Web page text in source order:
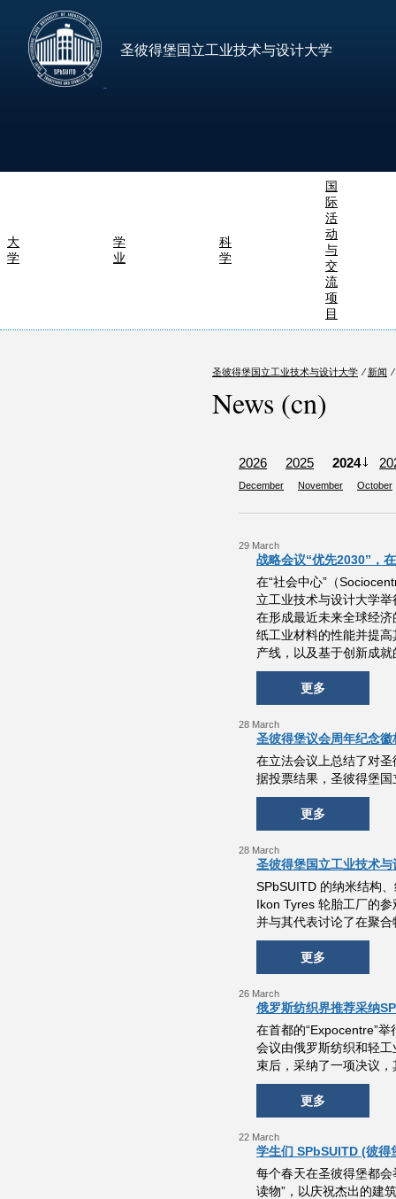
圣彼得堡国立工业技术与设计大学
大
学
学
业
科
学
国
际
活
动
与
交
流
项
目
圣彼得堡国立工业技术与设计大学 ⁄ 新闻 ⁄
News (cn)
2026 2025 2024
December November October
29 March
战略会议“优先2030”，
在“社会中心”（
立工业技术与设计大学
在形成最近未来全球经
纸工业材料的性能并提
产线，以及基于创新成
更多
28 March
圣彼得堡议会周年纪念
在立法会议上总结了对
据投票结果，圣彼得堡
更多
28 March
圣彼得堡国立工业技术
SPbSUITD 的纳米结构
Ikon Tyres 轮胎工厂的
并与其代表讨论了在聚
更多
26 March
俄罗斯纺织界推荐采纳
在首都的“Expocentre”
会议由俄罗斯纺织和轻
束后，采纳了一项决议
更多
22 March
学生们 SPbSUITD (彼得
每个春天在圣彼得堡都
读物”，以庆祝杰出的建